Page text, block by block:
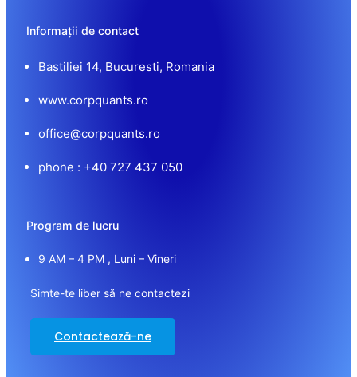
Informații de contact
Bastiliei 14, Bucuresti, Romania
www.corpquants.ro
office@corpquants.ro
phone : +40 727 437 050
Program de lucru
9 AM – 4 PM , Luni – Vineri
Simte-te liber să ne contactezi
Contactează-ne